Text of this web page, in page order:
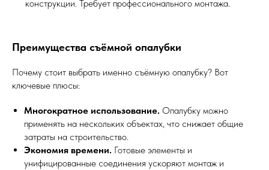
конструкции. Требует профессионального монтажа.
Преимущества съёмной опалубки
Почему стоит выбрать именно съёмную опалубку? Вот
ключевые плюсы:
Многократное использование. Опалубку можно
применять на нескольких объектах, что снижает общие
затраты на строительство.
Экономия времени. Готовые элементы и
унифицированные соединения ускоряют монтаж и